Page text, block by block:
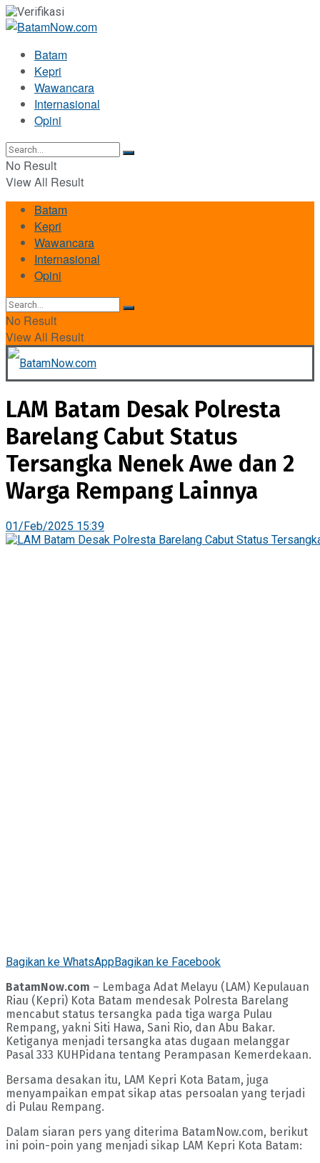
Batam
Kepri
Wawancara
Internasional
Opini
No Result
View All Result
Batam
Kepri
Wawancara
Internasional
Opini
No Result
View All Result
LAM Batam Desak Polresta
Barelang Cabut Status
Tersangka Nenek Awe dan 2
Warga Rempang Lainnya
01/Feb/2025 15:39
Bagikan ke WhatsAppBagikan ke Facebook
BatamNow.com – Lembaga Adat Melayu (LAM) Kepulauan
Riau (Kepri) Kota Batam mendesak Polresta Barelang
mencabut status tersangka pada tiga warga Pulau
Rempang, yakni Siti Hawa, Sani Rio, dan Abu Bakar.
Ketiganya menjadi tersangka atas dugaan melanggar
Pasal 333 KUHPidana tentang Perampasan Kemerdekaan.
Bersama desakan itu, LAM Kepri Kota Batam, juga
menyampaikan empat sikap atas persoalan yang terjadi
di Pulau Rempang.
Dalam siaran pers yang diterima BatamNow.com, berikut
ini poin-poin yang menjadi sikap LAM Kepri Kota Batam: